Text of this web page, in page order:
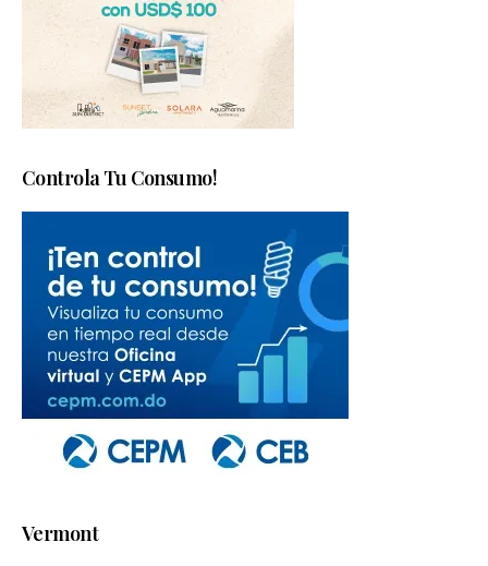
Controla Tu Consumo!
Vermont